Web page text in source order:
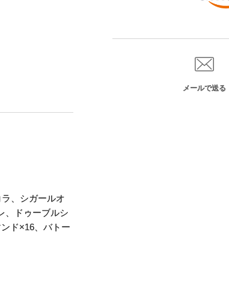
メールで送る
、シガールオ
、ドゥーブルシ
ド×16、バトー